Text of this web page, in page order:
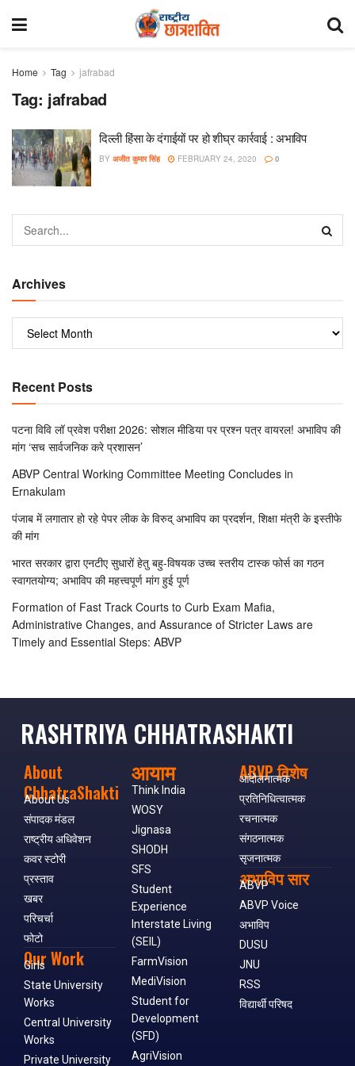
Home Tag jafrabad
Tag: jafrabad
दिल्ली हिंसा के दंगाईयों पर हो शीघ्र कार्रवाई : अभाविप
BY अजीत कुमार सिंह FEBRUARY 24, 2020 0
Archives
Recent Posts
पटना विवि लॉ प्रवेश परीक्षा 2026: सोशल मीडिया पर प्रश्न पत्र वायरल! अभाविप की
मांग ‘सच सार्वजनिक करे प्रशासन’
ABVP Central Working Committee Meeting Concludes in
Ernakulam
पंजाब में लगातार हो रहे पेपर लीक के विरुद् अभाविप का प्रदर्शन, शिक्षा मंत्री के इस्तीफे
की मांग
भारत सरकार द्वारा एनटीए सुधारों हेतु बहु-विषयक उच्च स्तरीय टास्क फोर्स का गठन
स्वागतयोग्य; अभाविप की महत्त्वपूर्ण मांग हुई पूर्ण
Formation of Fast Track Courts to Curb Exam Mafia,
Administrative Changes, and Assurance of Stricter Laws are
Timely and Essential Steps: ABVP
RASHTRIYA CHHATRASHAKTI
About
ChhatraShakti
About Us
संपादक मंडल
राष्ट्रीय अधिवेशन
कवर स्टोरी
प्रस्ताव
खबर
परिचर्चा
फोटो
Our Work
Girls
State University
Works
Central University
Works
Private University
आयाम
Think India
WOSY
Jignasa
SHODH
SFS
Student
Experience
Interstate Living
(SEIL)
FarmVision
MediVision
Student for
Development
(SFD)
AgriVision
ABVP विशेष
आंदोलनात्मक
प्रतिनिधित्वात्मक
रचनात्मक
संगठनात्मक
सृजनात्मक
अभाविप सार
ABVP
ABVP Voice
अभाविप
DUSU
JNU
RSS
विद्यार्थी परिषद